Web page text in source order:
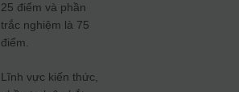
25 điểm và phần
trắc nghiệm là 75
điểm.
Lĩnh vực kiến thức,